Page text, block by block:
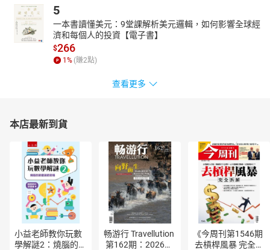
5
一本書讀懂美元：9堂課解析美元邏輯，如何影響全球經
濟和每個人的投資【電子書】
$266
1 % (賺2點)
查看更多
本店最新到貨
小益老師教你玩數
學解謎2：燒腦的節
畅游行 Travellution
第162期：2026年
《今周刊第1546期
去槓桿風暴 完全拆